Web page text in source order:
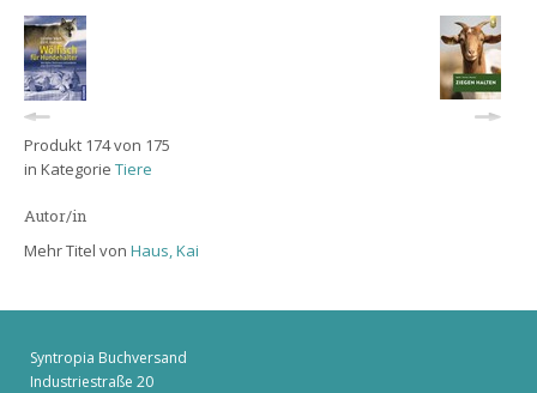
Produkt 174 von 175
in Kategorie Tiere
Autor/in
Mehr Titel von Haus, Kai
Syntropia Buchversand
Industriestraße 20